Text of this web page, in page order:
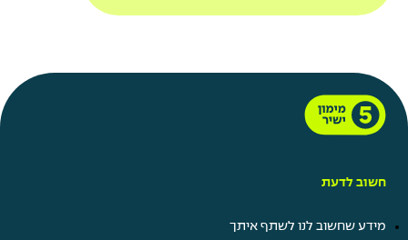
חשוב לדעת
מידע שחשוב לנו לשתף איתך